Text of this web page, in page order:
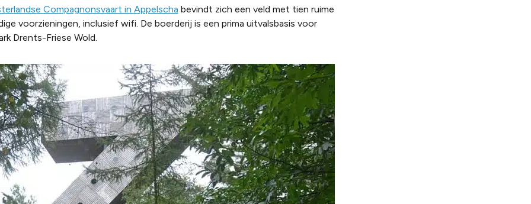
Compagnonsvaart in Appelscha bevindt zich een veld met tien ruime
voorzieningen, inclusief wifi. De boerderij is een prima uitvalsbasis voor
Drents-Friese Wold.